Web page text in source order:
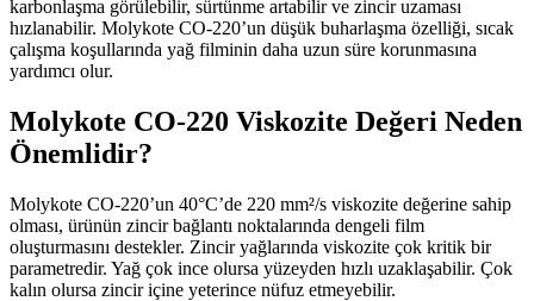
karbonlaşma görülebilir, sürtünme artabilir ve zincir uzaması
hızlanabilir. Molykote CO-220’un düşük buharlaşma özelliği, sıcak
çalışma koşullarında yağ filminin daha uzun süre korunmasına
yardımcı olur.
Molykote CO-220 Viskozite Değeri Neden
Önemlidir?
Molykote CO-220’un 40°C’de 220 mm²/s viskozite değerine sahip
olması, ürünün zincir bağlantı noktalarında dengeli film
oluşturmasını destekler. Zincir yağlarında viskozite çok kritik bir
parametredir. Yağ çok ince olursa yüzeyden hızlı uzaklaşabilir. Çok
kalın olursa zincir içine yeterince nüfuz etmeyebilir.